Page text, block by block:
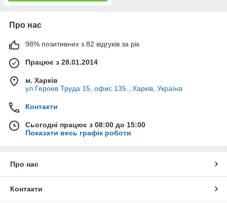
Про нас
98% позитивних з 82 відгуків за рік
Працює з 28.01.2014
м. Харків
ул.Героев Труда 15, офис 135., Харків, Україна
Контакти
Сьогодні працює з 08:00 до 15:00
Показати весь графік роботи
Про нас
Контакти